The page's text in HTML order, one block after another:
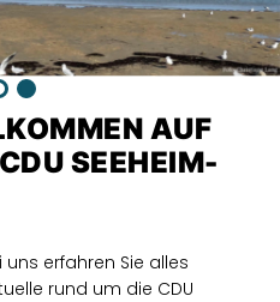
AUF
SEEHEIM-
uns erfahren Sie alles
rund um die CDU